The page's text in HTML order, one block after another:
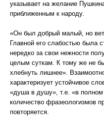
указывает на желание
приближенным к народу.
«Он был добрый малый, но
Главной его слабостью была
нередко за свои нежности
целым суткам. К тому же не
хлебнуть лишнее».
характеризует устойчивое
«душа в душу», т.е. «в полном
количество фразеологизмов
повторяется.